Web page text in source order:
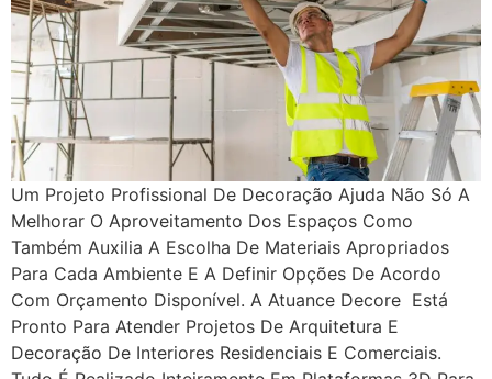
Um Projeto Profissional De Decoração Ajuda Não Só A
Melhorar O Aproveitamento Dos Espaços Como
Também Auxilia A Escolha De Materiais Apropriados
Para Cada Ambiente E A Definir Opções De Acordo
Com Orçamento Disponível. A Atuance Decore Está
Pronto Para Atender Projetos De Arquitetura E
Decoração De Interiores Residenciais E Comerciais.